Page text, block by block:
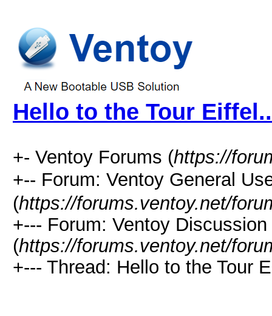
Hello to the Tour
+- Ventoy Forums (https://
+-- Forum: Ventoy General
(https://forums.ventoy.net/
+--- Forum: Ventoy
(https://forums.ventoy.net/
+--- Thread: Hello to the Tour